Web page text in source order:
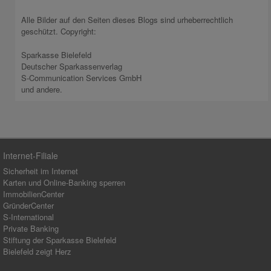
Alle Bilder auf den Seiten dieses Blogs sind urheberrechtlich
geschützt. Copyright:
Sparkasse Bielefeld
Deutscher Sparkassenverlag
S-Communication Services GmbH
und andere.
Internet-Filiale
Sicherheit im Internet
Karten und Online-Banking sperren
ImmobilienCenter
GründerCenter
S-International
Private Banking
Stiftung der Sparkasse Bielefeld
Bielefeld zeigt Herz